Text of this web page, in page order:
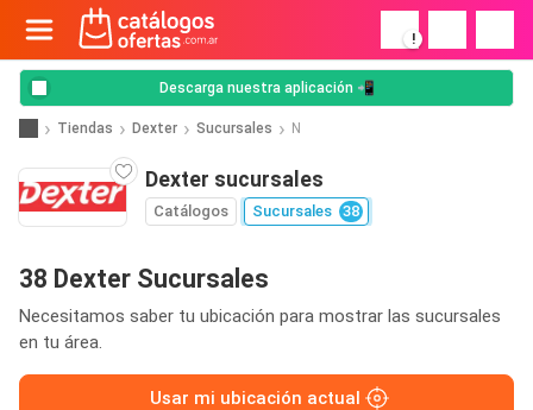
!
Descarga nuestra aplicación 📲
Tiendas Dexter Sucursales N
Dexter sucursales
Catálogos Sucursales 38
38 Dexter Sucursales
Necesitamos saber tu ubicación para mostrar las sucursales
en tu área.
Usar mi ubicación actual